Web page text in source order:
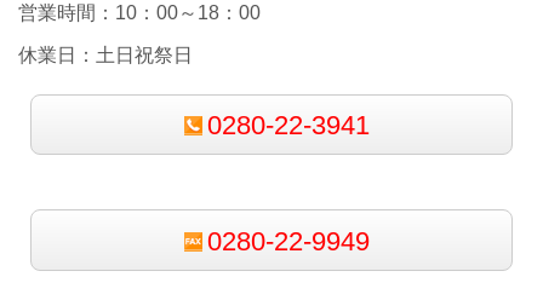
営業時間：10：00～18：00
休業日：土日祝祭日
0280-22-3941
0280-22-9949